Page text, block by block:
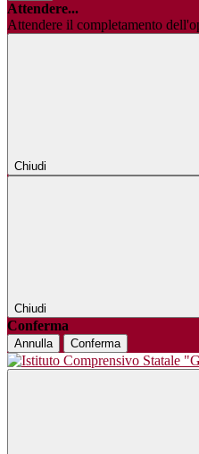
Attendere...
Attendere il completamento
Chiudi
Chiudi
Conferma
Annulla Conferma